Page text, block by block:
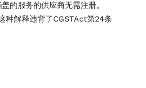
的服务的供应商无需注册。
种解释违背了CGSTAct第24条